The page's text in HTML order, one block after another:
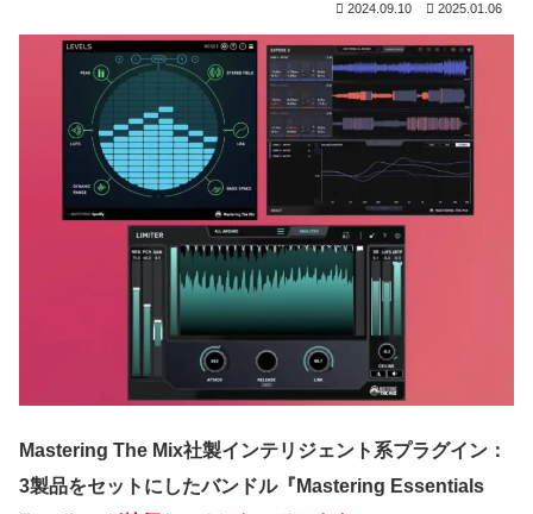
2024.09.10 2025.01.06
Mastering The Mix社製インテリジェント系プラグイン：
3製品をセットにしたバンドル『Mastering Essentials